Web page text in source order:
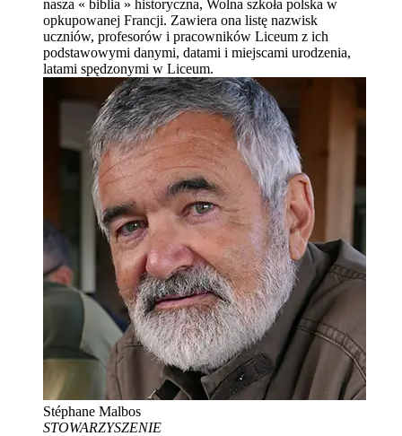
nasza « biblia » historyczna, Wolna szkoła polska w
opkupowanej Francji. Zawiera ona listę nazwisk
uczniów, profesorów i pracowników Liceum z ich
podstawowymi danymi, datami i miejscami urodzenia,
latami spędzonymi w Liceum.
Stéphane Malbos
STOWARZYSZENIE